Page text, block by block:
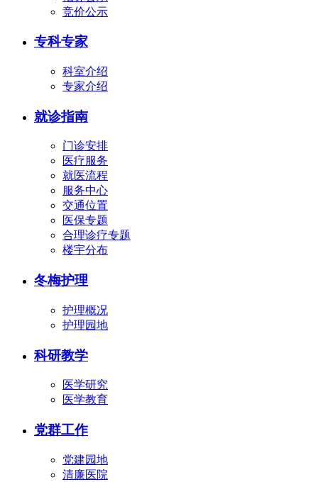
竞价公示
专科专家
科室介绍
专家介绍
就诊指南
门诊安排
医疗服务
就医流程
服务中心
交通位置
医保专题
合理诊疗专题
楼宇分布
冬梅护理
护理概况
护理园地
科研教学
医学研究
医学教育
党群工作
党建园地
清廉医院